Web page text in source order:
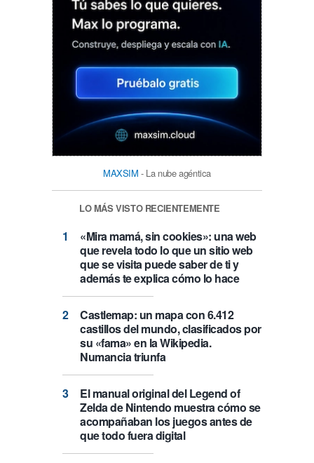
MAXSIM - La nube agéntica
LO MÁS VISTO RECIENTEMENTE
«Mira mamá, sin cookies»: una web
que revela todo lo que un sitio web
que se visita puede saber de ti y
además te explica cómo lo hace
Castlemap: un mapa con 6.412
castillos del mundo, clasificados por
su «fama» en la Wikipedia.
Numancia triunfa
El manual original del Legend of
Zelda de Nintendo muestra cómo se
acompañaban los juegos antes de
que todo fuera digital